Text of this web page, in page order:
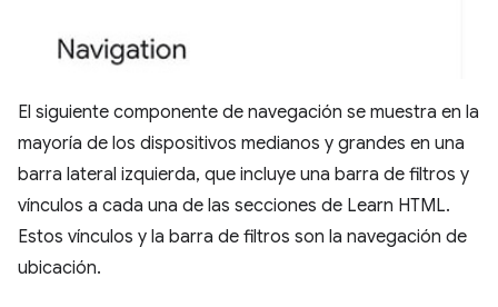
El siguiente componente de navegación se muestra en la
mayoría de los dispositivos medianos y grandes en una
barra lateral izquierda, que incluye una barra de filtros y
vínculos a cada una de las secciones de Learn HTML.
Estos vínculos y la barra de filtros son la navegación de
ubicación.